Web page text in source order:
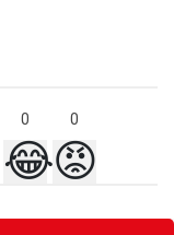
0 0
😂😡